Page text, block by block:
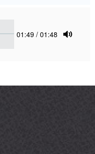
Current
01:49 / 01:48